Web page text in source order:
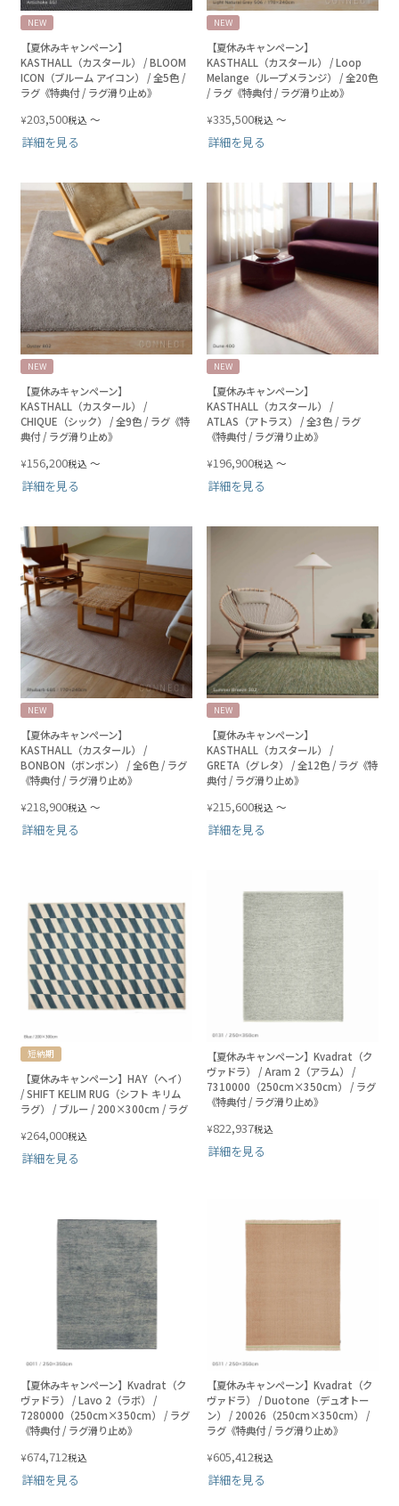
NEW
【夏休みキャンペーン】
KASTHALL（カスタール） / BLOOM
ICON（ブルーム アイコン） / 全5色 /
ラグ《特典付 / ラグ滑り止め》
¥203,500税込 〜
詳細を見る
NEW
【夏休みキャンペーン】
KASTHALL（カスタール） / Loop
Melange（ループメランジ） / 全20色
/ ラグ《特典付 / ラグ滑り止め》
¥335,500税込 〜
詳細を見る
NEW
【夏休みキャンペーン】
KASTHALL（カスタール） /
CHIQUE（シック） / 全9色 / ラグ《特
典付 / ラグ滑り止め》
¥156,200税込 〜
詳細を見る
NEW
【夏休みキャンペーン】
KASTHALL（カスタール） /
ATLAS（アトラス） / 全3色 / ラグ
《特典付 / ラグ滑り止め》
¥196,900税込 〜
詳細を見る
NEW
【夏休みキャンペーン】
KASTHALL（カスタール） /
BONBON（ボンボン） / 全6色 / ラグ
《特典付 / ラグ滑り止め》
¥218,900税込 〜
詳細を見る
NEW
【夏休みキャンペーン】
KASTHALL（カスタール） /
GRETA（グレタ） / 全12色 / ラグ《特
典付 / ラグ滑り止め》
¥215,600税込 〜
詳細を見る
短納期
【夏休みキャンペーン】HAY（ヘイ）
/ SHIFT KELIM RUG（シフト キリム
ラグ） / ブルー / 200×300cm / ラグ
¥264,000税込
詳細を見る
【夏休みキャンペーン】Kvadrat（ク
ヴァドラ） / Aram 2（アラム） /
7310000（250cm×350cm） / ラグ
《特典付 / ラグ滑り止め》
¥822,937税込
詳細を見る
【夏休みキャンペーン】Kvadrat（ク
ヴァドラ） / Lavo 2（ラボ） /
7280000（250cm×350cm） / ラグ
《特典付 / ラグ滑り止め》
¥674,712税込
詳細を見る
【夏休みキャンペーン】Kvadrat（ク
ヴァドラ） / Duotone（デュオトー
ン） / 20026（250cm×350cm） /
ラグ《特典付 / ラグ滑り止め》
¥605,412税込
詳細を見る